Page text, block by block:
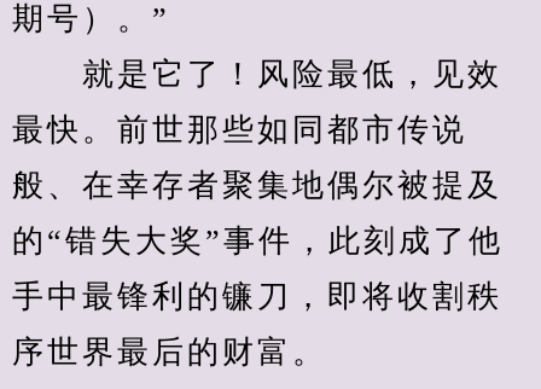
期号）。”
就是它了！风险最低，见效
最快。前世那些如同都市传说
般、在幸存者聚集地偶尔被提及
的“错失大奖”事件，此刻成了他
手中最锋利的镰刀，即将收割秩
序世界最后的财富。